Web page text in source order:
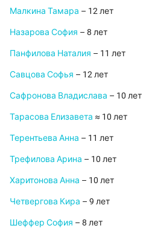
Малкина Тамара – 12 лет
Назарова София – 8 лет
Панфилова Наталия – 11 лет
Савцова Софья – 12 лет
Сафронова Владислава – 10 лет
Тарасова Елизавета ≈ 10 лет
Терентьева Анна – 11 лет
Трефилова Арина – 10 лет
Харитонова Анна – 10 лет
Четвергова Кира – 9 лет
Шеффер София – 8 лет